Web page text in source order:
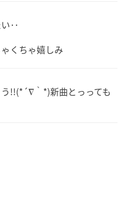
い‥
くちゃ嬉しみ
!!(*´∇｀*)新曲とっっても